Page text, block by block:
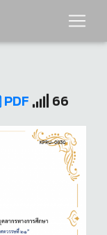
PDF 66